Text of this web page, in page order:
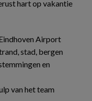
hart op vakantie
Airport
stad, bergen
en
van het team